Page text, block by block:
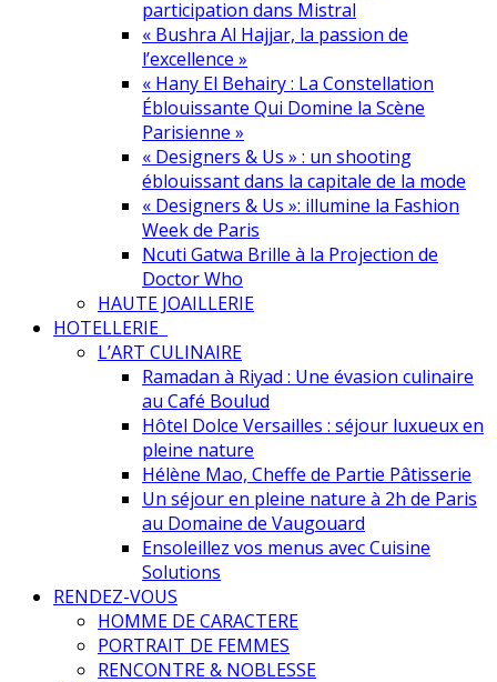
participation dans Mistral
« Bushra Al Hajjar, la passion de
l’excellence »
« Hany El Behairy : La Constellation
Éblouissante Qui Domine la Scène
Parisienne »
« Designers & Us » : un shooting
éblouissant dans la capitale de la mode
« Designers & Us »: illumine la Fashion
Week de Paris
Ncuti Gatwa Brille à la Projection de
Doctor Who
HAUTE JOAILLERIE
HOTELLERIE
L’ART CULINAIRE
Ramadan à Riyad : Une évasion culinaire
au Café Boulud
Hôtel Dolce Versailles : séjour luxueux en
pleine nature
Hélène Mao, Cheffe de Partie Pâtisserie
Un séjour en pleine nature à 2h de Paris
au Domaine de Vaugouard
Ensoleillez vos menus avec Cuisine
Solutions
RENDEZ-VOUS
HOMME DE CARACTERE
PORTRAIT DE FEMMES
RENCONTRE & NOBLESSE